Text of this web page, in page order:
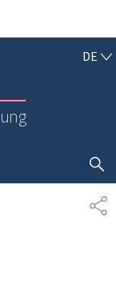
DE